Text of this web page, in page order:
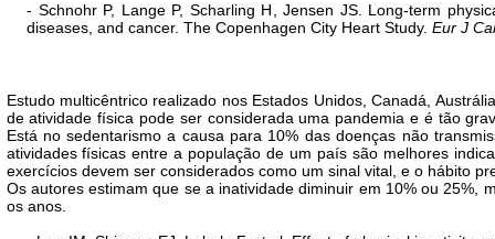
- Schnohr P, Lange P, Scharling H ,Jensen JS. Long-term
diseases, and cancer. The Copenhagen City Heart Study.Eur J
Estudo multicêntrico realizado nos Estados Unidos, Canadá,
de atividade física pode ser considerada uma pandemia e é tão
Está no sedentarismo a causa para 10% das doenças não
atividades físicas entre a população de um país são melhores
exercícios devem ser considerados como um sinal vital, e o hábito
Os autores estimam que se a inatividade diminuir em 10% ou 25%,
os anos.